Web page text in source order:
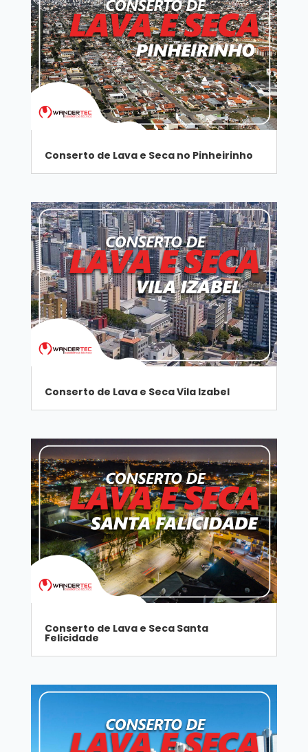
Conserto de Lava e Seca no Pinheirinho
Conserto de Lava e Seca Vila Izabel
Conserto de Lava e Seca Santa
Felicidade